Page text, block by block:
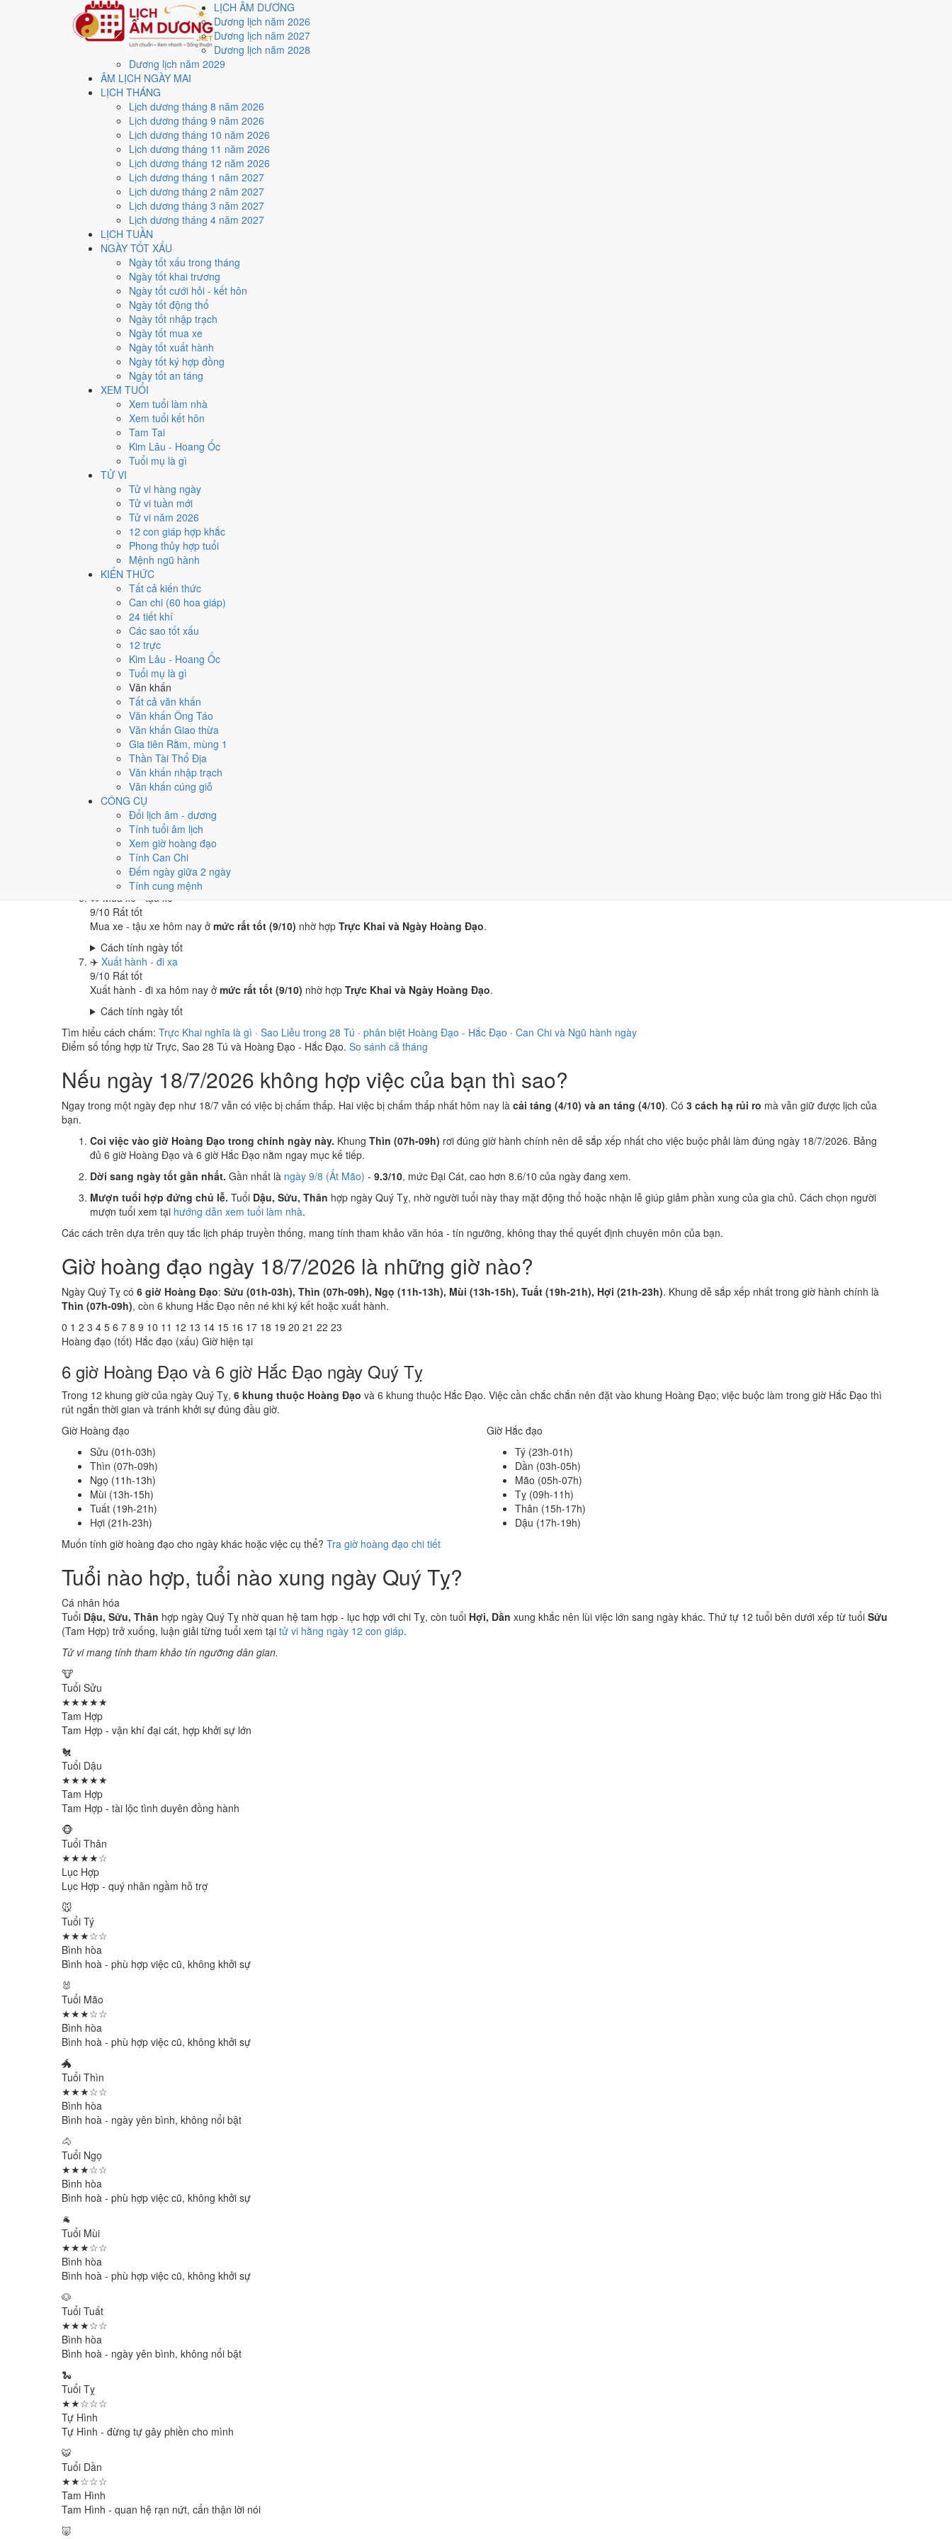
LỊCH ÂM DƯƠNG
Dương lịch năm 2026
Dương lịch năm 2027
Dương lịch năm 2028
Dương lịch năm 2029
ÂM LỊCH NGÀY MAI
LỊCH THÁNG
Lịch dương tháng 8 năm 2026
Lịch dương tháng 9 năm 2026
Lịch dương tháng 10 năm 2026
Lịch dương tháng 11 năm 2026
Lịch dương tháng 12 năm 2026
Lịch dương tháng 1 năm 2027
Lịch dương tháng 2 năm 2027
Lịch dương tháng 3 năm 2027
Lịch dương tháng 4 năm 2027
LỊCH TUẦN
NGÀY TỐT XẤU
Ngày tốt xấu trong tháng
Ngày tốt khai trương
Ngày tốt cưới hỏi - kết hôn
Ngày tốt động thổ
Ngày tốt nhập trạch
Ngày tốt mua xe
Ngày tốt xuất hành
Ngày tốt ký hợp đồng
Ngày tốt an táng
XEM TUỔI
Xem tuổi làm nhà
Xem tuổi kết hôn
Tam Tai
Kim Lâu - Hoang Ốc
Tuổi mụ là gì
TỬ VI
Tử vi hàng ngày
Tử vi tuần mới
Tử vi năm 2026
12 con giáp hợp khắc
Phong thủy hợp tuổi
Mệnh ngũ hành
KIẾN THỨC
Tất cả kiến thức
Can chi (60 hoa giáp)
24 tiết khí
Các sao tốt xấu
12 trực
Kim Lâu - Hoang Ốc
Tuổi mụ là gì
Văn khấn
Tất cả văn khấn
Văn khấn Ông Táo
Văn khấn Giao thừa
Gia tiên Rằm, mùng 1
Thần Tài Thổ Địa
Văn khấn nhập trạch
Văn khấn cúng giỗ
CÔNG CỤ
Đổi lịch âm - dương
Tính tuổi âm lịch
Xem giờ hoàng đạo
Tính Can Chi
Đếm ngày giữa 2 ngày
Tính cung mệnh
Trang chủ
Lịch năm 2026
Tháng 7/2026
Ngày 18/7/2026 (Quý Tỵ)
Xem ngày18/7/2026
Ngày 18/7/2026 dương lịch (Thứ Bảy) là ngày 5/6/2026 âm lịch
điểm trung bình8.6/10cho các việc quan trọng. Giờ Hoàng Đạo trong ngày:
Ngày Dương
Ngày Âm
Tháng 7 năm 2026
Tháng 6 âm năm 2026
Ất Mùi
Ngày Quý Tỵ có TrựcKhai(ngày khai mở, bắt đầu mới) và gặp Sao
trương, ký kết.
Dậu, Sửu, Thânhợp ngày; tuổi
Ngày 18/7/2026 tốt hay xấu cho việc gì?
Ngày 18/7/2026 đạt8.6/10 trung bình cho 7 việc chính: cao nhất là
Sao Ngọc Đường hoàng đạo nên điểm từng việc chênh nhau như bảng dưới.
💍
Cưới hỏi - đính hôn
Rất tốt
Cưới hỏi - đính hôn hôm nay ở
Cách tính ngày tốt
Khai trương - mở cửa hàng
Rất tốt
Khai trương - mở cửa hàng hôm nay ở
Cách tính ngày tốt
Ký hợp đồng - giao ước
Tốt
Ký hợp đồng - giao ước hôm nay ở
Cách tính ngày tốt
Động thổ - khởi công
Rất tốt
Động thổ - khởi công hôm nay ở
Cách tính ngày tốt
Nhập trạch - vào nhà mới
Rất tốt
Nhập trạch - vào nhà mới hôm nay ở
Cách tính ngày tốt
🚗Mua xe - tậu xe
9/10 Rất tốt
Mua xe - tậu xe hôm nay ở mức rất tốt (9/10) nhờ hợp Trực Khai và Ngày Hoàng Đạo.
Cách tính ngày tốt
✈️ Xuất hành - đi xa
9/10 Rất tốt
Xuất hành - đi xa hôm nay ở mức rất tốt (9/10) nhờ hợp Trực Khai và Ngày Hoàng Đạo.
Cách tính ngày tốt
Tìm hiểu cách chấm: Trực Khai nghĩa là gì · Sao Liễu trong 28 Tú · phân biệt Hoàng Đạo - Hắc Đạo · Can Chi và Ngũ hành ngày
Điểm số tổng hợp từ Trực, Sao 28 Tú và Hoàng Đạo - Hắc Đạo. So sánh cả tháng
Nếu ngày 18/7/2026 không hợp việc của bạn thì sao?
Ngay trong một ngày đẹp như 18/7 vẫn có việc bị chấm thấp. Hai việc bị chấm thấp nhất hôm nay là cải táng (4/10) và an táng (4/10). Có 3 cách hạ rủi ro mà vẫn giữ được lịch của
bạn.
Coi việc vào giờ Hoàng Đạo trong chính ngày này. Khung Thìn (07h-09h) rơi đúng giờ hành chính nên dễ sắp xếp nhất cho việc buộc phải làm đúng ngày 18/7/2026. Bảng
đủ 6 giờ Hoàng Đạo và 6 giờ Hắc Đạo nằm ngay mục kế tiếp.
Dời sang ngày tốt gần nhất. Gần nhất là ngày 9/8 (Ất Mão) - 9.3/10, mức Đại Cát, cao hơn 8.6/10 của ngày đang xem.
Mượn tuổi hợp đứng chủ lễ. Tuổi Dậu, Sửu, Thân hợp ngày Quý Tỵ, nhờ người tuổi này thay mặt động thổ hoặc nhận lễ giúp giảm phần xung của gia chủ. Cách chọn người
mượn tuổi xem tại hướng dẫn xem tuổi làm nhà.
Các cách trên dựa trên quy tắc lịch pháp truyền thống, mang tính tham khảo văn hóa - tín ngưỡng, không thay thế quyết định chuyên môn của bạn.
Giờ hoàng đạo ngày 18/7/2026 là những giờ nào?
Ngày Quý Tỵ có 6 giờ Hoàng Đạo: Sửu (01h-03h), Thìn (07h-09h), Ngọ (11h-13h), Mùi (13h-15h), Tuất (19h-21h), Hợi (21h-23h). Khung dễ sắp xếp nhất trong giờ hành chính là
Thìn (07h-09h), còn 6 khung Hắc Đạo nên né khi ký kết hoặc xuất hành.
0 1 2 3 4 5 6 7 8 9 10 11 12 13 14 15 16 17 18 19 20 21 22 23
Hoàng đạo (tốt) Hắc đạo (xấu) Giờ hiện tại
6 giờ Hoàng Đạo và 6 giờ Hắc Đạo ngày Quý Tỵ
Trong 12 khung giờ của ngày Quý Tỵ, 6 khung thuộc Hoàng Đạo và 6 khung thuộc Hắc Đạo. Việc cần chắc chắn nên đặt vào khung Hoàng Đạo; việc buộc làm trong giờ Hắc Đạo thì
rút ngắn thời gian và tránh khởi sự đúng đầu giờ.
Giờ Hoàng đạo
Sửu (01h-03h)
Thìn (07h-09h)
Ngọ (11h-13h)
Mùi (13h-15h)
Tuất (19h-21h)
Hợi (21h-23h)
Giờ Hắc đạo
Tý (23h-01h)
Dần (03h-05h)
Mão (05h-07h)
Tỵ (09h-11h)
Thân (15h-17h)
Dậu (17h-19h)
Muốn tính giờ hoàng đạo cho ngày khác hoặc việc cụ thể? Tra giờ hoàng đạo chi tiết
Tuổi nào hợp, tuổi nào xung ngày Quý Tỵ?
Cá nhân hóa
Tuổi Dậu, Sửu, Thân hợp ngày Quý Tỵ nhờ quan hệ tam hợp - lục hợp với chi Tỵ, còn tuổi Hợi, Dần xung khắc nên lùi việc lớn sang ngày khác. Thứ tự 12 tuổi bên dưới xếp từ tuổi Sửu
(Tam Hợp) trở xuống, luận giải từng tuổi xem tại tử vi hằng ngày 12 con giáp.
Tử vi mang tính tham khảo tín ngưỡng dân gian.
🐮
Tuổi Sửu
★★★★★
Tam Hợp
Tam Hợp - vận khí đại cát, hợp khởi sự lớn
🐔
Tuổi Dậu
★★★★★
Tam Hợp
Tam Hợp - tài lộc tình duyên đồng hành
🐵
Tuổi Thân
★★★★☆
Lục Hợp
Lục Hợp - quý nhân ngầm hỗ trợ
🐭
Tuổi Tý
★★★☆☆
Bình hòa
Bình hoà - phù hợp việc cũ, không khởi sự
🐰
Tuổi Mão
★★★☆☆
Bình hòa
Bình hoà - phù hợp việc cũ, không khởi sự
🐲
Tuổi Thìn
★★★☆☆
Bình hòa
Bình hoà - ngày yên bình, không nổi bật
🐴
Tuổi Ngọ
★★★☆☆
Bình hòa
Bình hoà - phù hợp việc cũ, không khởi sự
🐐
Tuổi Mùi
★★★☆☆
Bình hòa
Bình hoà - phù hợp việc cũ, không khởi sự
🐶
Tuổi Tuất
★★★☆☆
Bình hòa
Bình hoà - ngày yên bình, không nổi bật
🐍
Tuổi Tỵ
★★☆☆☆
Tự Hình
Tự Hình - đừng tự gây phiền cho mình
🐯
Tuổi Dần
★★☆☆☆
Tam Hình
Tam Hình - quan hệ rạn nứt, cẩn thận lời nói
🐷